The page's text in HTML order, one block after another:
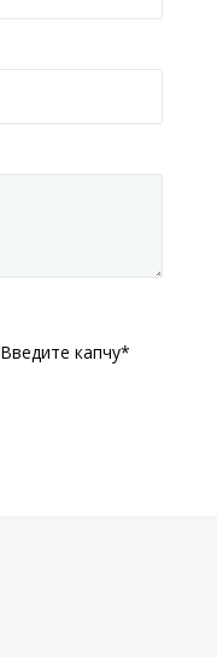
Введите капчу*